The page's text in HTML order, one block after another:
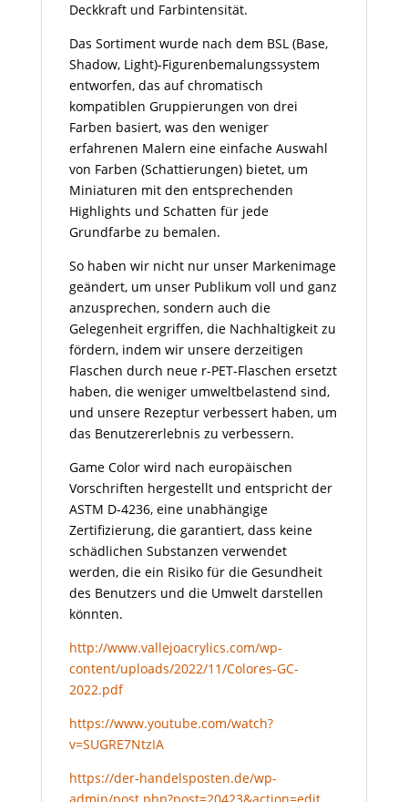
Deckkraft und Farbintensität.
Das Sortiment wurde nach dem BSL (Base,
Shadow, Light)-Figurenbemalungssystem
entworfen, das auf chromatisch
kompatiblen Gruppierungen von drei
Farben basiert, was den weniger
erfahrenen Malern eine einfache Auswahl
von Farben (Schattierungen) bietet, um
Miniaturen mit den entsprechenden
Highlights und Schatten für jede
Grundfarbe zu bemalen.
So haben wir nicht nur unser Markenimage
geändert, um unser Publikum voll und ganz
anzusprechen, sondern auch die
Gelegenheit ergriffen, die Nachhaltigkeit zu
fördern, indem wir unsere derzeitigen
Flaschen durch neue r-PET-Flaschen ersetzt
haben, die weniger umweltbelastend sind,
und unsere Rezeptur verbessert haben, um
das Benutzererlebnis zu verbessern.
Game Color wird nach europäischen
Vorschriften hergestellt und entspricht der
ASTM D-4236, eine unabhängige
Zertifizierung, die garantiert, dass keine
schädlichen Substanzen verwendet
werden, die ein Risiko für die Gesundheit
des Benutzers und die Umwelt darstellen
könnten.
http://www.vallejoacrylics.com/wp-
content/uploads/2022/11/Colores-GC-
2022.pdf
https://www.youtube.com/watch?
v=SUGRE7NtzIA
https://der-handelsposten.de/wp-